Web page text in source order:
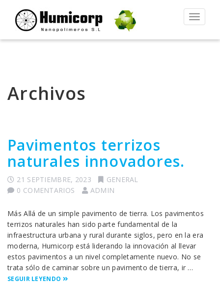
Alternar
Archivos
Pavimentos terrizos
naturales innovadores.
21 SEPTIEMBRE, 2023
GENERAL
0 COMENTARIOS
ADMIN
Más Allá de un simple pavimento de tierra. Los pavimentos
terrizos naturales han sido parte fundamental de la
infraestructura urbana y rural durante siglos, pero en la era
moderna, Humicorp está liderando la innovación al llevar
estos pavimentos a un nivel completamente nuevo. No se
trata sólo de caminar sobre un pavimento de tierra, ir …
SEGUIR LEYENDO